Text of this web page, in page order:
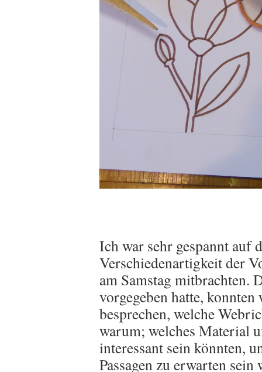
Ich war sehr gespannt auf
Verschiedenartigkeit der
am Samstag mitbrachten.
vorgegeben hatte,
besprechen, welche
warum; welches Material
interessant sein könnten,
Passagen zu erwarten